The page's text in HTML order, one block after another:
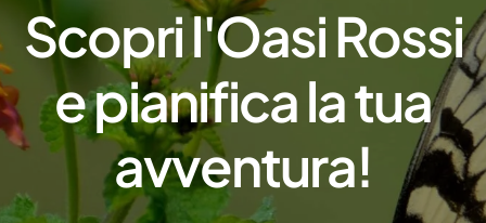
Scopri l'Oasi Rossi
e pianifica la tua
avventura!